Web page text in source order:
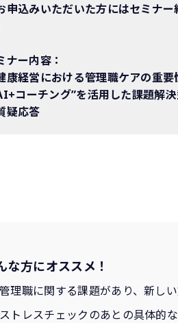
申込みいただいた方にはセミナー
ナー内容：
康経営における管理職ケアの重
コーチング”を活用した課題解
疑応答
な方にオススメ！
管理職に関する課題があり、新し
ストレスチェックのあとの具体的